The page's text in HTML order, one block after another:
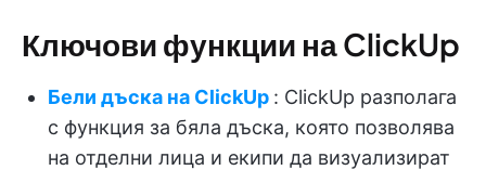
Ключови функции на ClickUp
Бели дъска на ClickUp : ClickUp разполага
с функция за бяла дъска, която позволява
на отделни лица и екипи да визуализират